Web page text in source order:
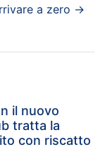
a zero →
il nuovo
tratta la
con riscatto